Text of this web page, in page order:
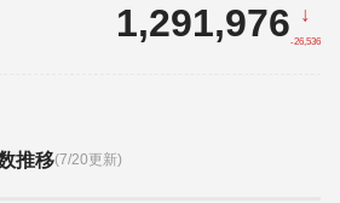
1,291,976 ↓
-26,536
推移(7/20更新)